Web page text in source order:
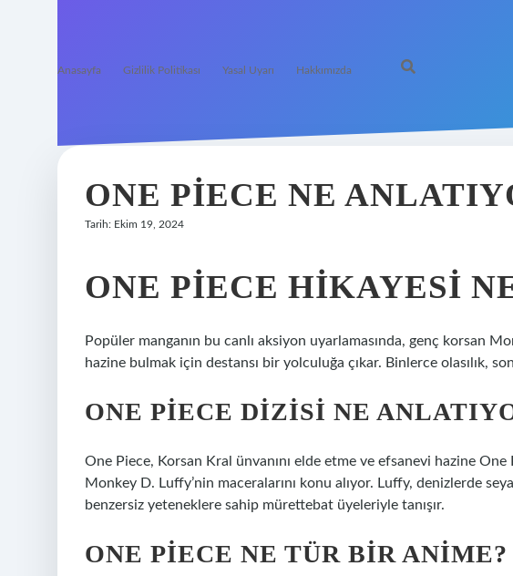
Anasayfa Gizlilik Politikası Yasal Uyarı Hakkımızda
ONE PIECE NE
Tarih: Ekim 19, 2024
ONE PIECE HIKAYESI
Popüler manganın bu canlı aksiyon uyarlamasında, genç korsan
hazine bulmak için destansı bir yolculuğa çıkar. Binlerce olasılık,
ONE PIECE DIZISI NE
One Piece, Korsan Kral ünvanını elde etme ve efsanevi hazine One
Monkey D. Luffy’nin maceralarını konu alıyor. Luffy, denizlerde
benzersiz yeteneklere sahip mürettebat üyeleriyle tanışır.
ONE PIECE NE TÜR BIR ANIME?